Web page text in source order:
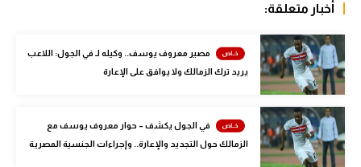
في المونديال
رياضة نسائية
آسيا
أمريكا
أخبار متعلقة:
مصير معروف يوسف.. وكيله لـ في الجول: اللاعب
يريد ترك الزمالك ولا يوافق على الإعارة
في الجول يكشف – حوار معروف يوسف مع
الزمالك حول التجديد والإعارة.. وإجراءات الجنسية المصرية